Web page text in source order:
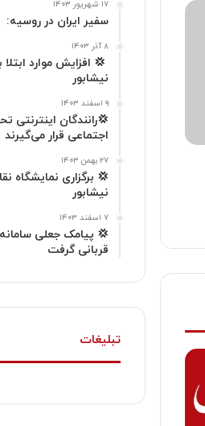
ا
م
۱۷ شهریور ۱۴۰۳
سفیر ایران در روسیه:
۸ آذر ۱۴۰۳
💢 افزایش موارد ابتلا
نیشابور
۹ اسفند ۱۴۰۳
💢رانندگان
اجتماعی قرار می‌گیرند
۲۷ بهمن ۱۴۰۳
💢 برگزاری نمایشگاه
نیشابور
۷ اسفند ۱۴۰۳
‌💢 پیامک جعلی سامانه
قربانی گرفت
تبلیغات